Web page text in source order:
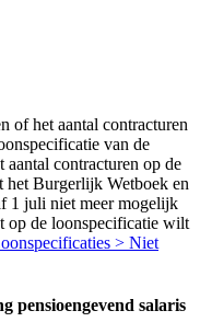
of het aantal contracturen
van de
contracturen op de
het Burgerlijk Wetboek en
1 juli niet meer mogelijk
op de loonspecificatie wilt
> Niet
pensioengevend salaris